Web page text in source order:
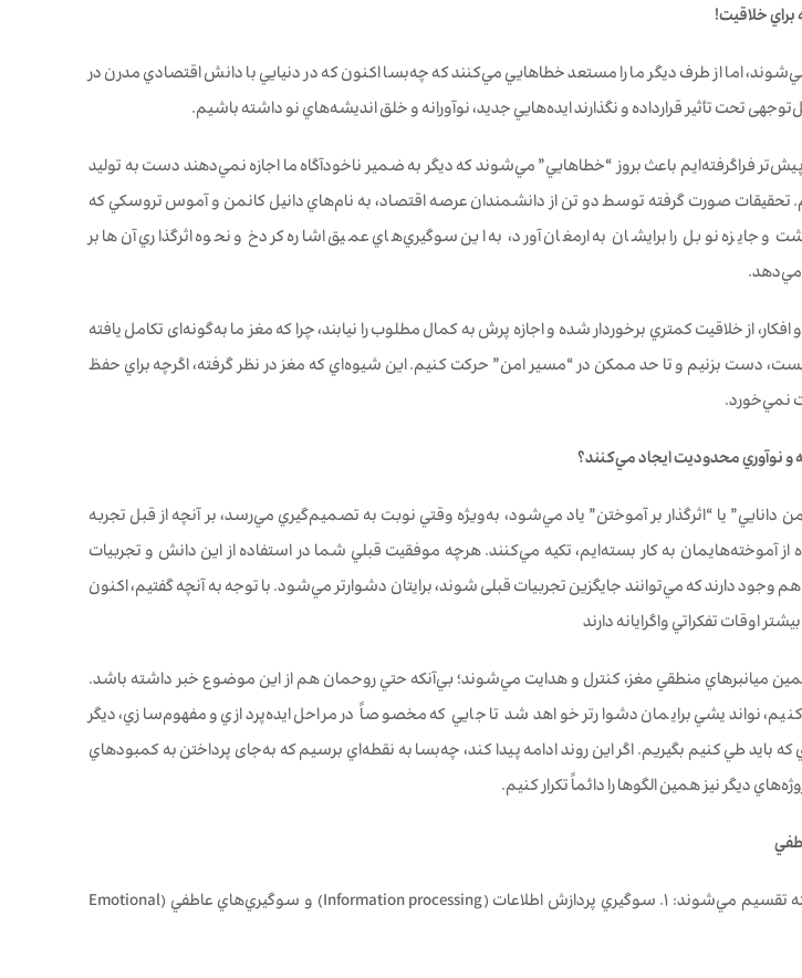
خلاقيت!
اما از طرف ديگر ما را مستعد خطاهايي مي‌كنند كه چه‌بسا اكنون كه در دنيايي با دانش اقتصادي مدرن در
تحت تأثیر قرارداده و نگذارند ايده‌هايي جديد، نوآورانه و خلق انديشه‌هاي نو داشته باشيم.
فراگرفته‌ایم باعث بروز “خطاهايي” مي‌شوند كه ديگر به ضمير ناخودآگاه ما اجازه نمي‌دهند دست به توليد
تحقيقات صورت گرفته توسط دو تن از دانشمندان عرصه اقتصاد، به نام‌هاي دانيل كانمن و آموس تروسكي كه
و جايزه نوبل را برايشان به ارمغان آورد، به اين سوگيري‌‌هاي عميق اشاره کردخ و نحوه اثرگذاري آن‌ها بر
مي‌دهد.
از خلاقيت كمتري برخوردار شده و اجازه پرش به كمال مطلوب را نيابند، چرا که مغز ما به‌گونه‌ای تكامل يافته
دست بزنيم و تا حد ممكن در “مسير امن” حركت كنيم. اين شيوه‌اي كه مغز در نظر گرفته، اگرچه براي حفظ
نمي‌خورد.
و نوآوري محدوديت ايجاد مي‌كنند؟
يا “اثرگذار بر آموختن” ياد مي‌شود، به‌ویژه وقتي نوبت به تصميم‌گيري مي‌رسد، بر آنچه از قبل تجربه
آموخته‌هايمان به كار بسته‌ايم، تكيه مي‌كنند. هرچه موفقيت قبلي شما در استفاده از اين دانش و تجربيات
وجود دارند كه مي‌توانند جايگزين تجربيات قبلی‌ شوند، برايتان دشوارتر مي‌شود. با توجه به آنچه گفتيم، اكنون
اوقات تفكراتي واگرايانه دارند
ميانبرهاي منطقي مغز، كنترل و هدايت مي‌شوند؛ بي‌آنكه حتي روحمان هم از اين موضوع خبر داشته باشد.
نوانديشي برايمان دشوارتر خواهد شد تا جايي كه مخصوصاً در مراحل ايده‌پردازي و مفهوم‌سازي، ديگر
بايد طي كنيم بگيريم. اگر اين روند ادامه پيدا كند، چه‌بسا به نقطه‌اي برسيم كه به‌جای پرداختن به كمبودهاي
ديگر نيز همين الگوها را دائماً تكرار كنيم.
سوگيري‌‌هاي شناختي به‌طور کلی به دو دسته تقسيم مي‌شوند: ١. سوگيري پردازش اطلاعات (Information processing) و سوگيري‌‌هاي عاطفي (Emotional